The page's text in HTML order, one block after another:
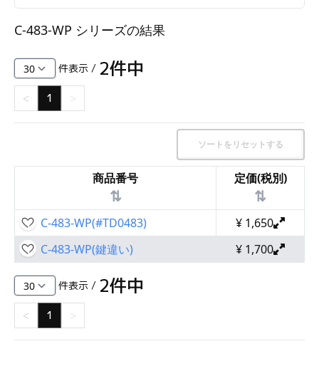
S
キャスター・アジャスター・スライドレール・モ
K・KC
断熱・ライト・ラック
FD・FE
C-483-WP シリーズの結果
件表示 / 2件中
< 1 >
ソートをリセットする
商品番号
⇅
定価(税別)
⇅
C-483-WP(#TD0483) ¥ 1,650
C-483-WP(鍵違い)
¥ 1,700
件表示 / 2件中
< 1 >